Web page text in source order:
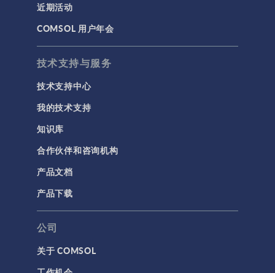
建模工具和定义
材料
物理场接口
用户界面
研究与求解器
简介
结果与可视化
网格
集群计算和云计算
3D 打印
近期活动
COMSOL 用户年会
技术支持与服务
技术支持中心
我的技术支持
知识库
合作伙伴和咨询机构
产品文档
产品下载
公司
关于 COMSOL